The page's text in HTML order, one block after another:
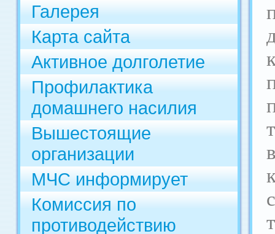
Галерея
Карта сайта
Активное долголетие
Профилактика
домашнего насилия
Вышестоящие
организации
МЧС информирует
Комиссия по
противодействию